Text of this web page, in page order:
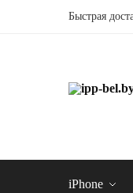
Быстрая
iPhone